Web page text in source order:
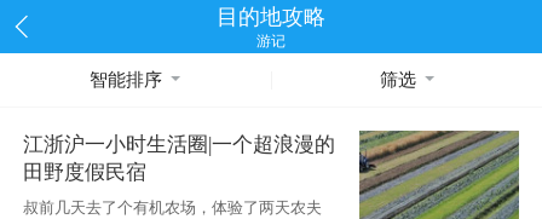
目的地攻略
游记
智能排序 筛选
江浙沪一小时生活圈|一个超浪漫的
田野度假民宿
叔前几天去了个有机农场，体验了两天农夫